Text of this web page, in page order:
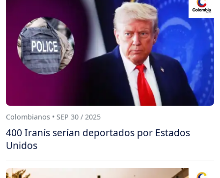
Colombianos • SEP 30 / 2025
400 Iranís serían deportados por Estados
Unidos